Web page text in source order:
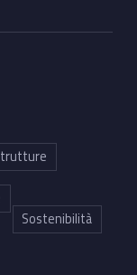
Sostenibilità